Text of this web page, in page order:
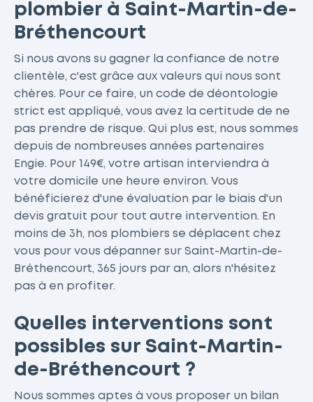
plombier à Saint-Martin-de-
Bréthencourt
Si nous avons su gagner la confiance de notre
clientèle, c'est grâce aux valeurs qui nous sont
chères. Pour ce faire, un code de déontologie
strict est appliqué, vous avez la certitude de ne
pas prendre de risque. Qui plus est, nous sommes
depuis de nombreuses années partenaires
Engie. Pour 149€, votre artisan interviendra à
votre domicile une heure environ. Vous
bénéficierez d'une évaluation par le biais d'un
devis gratuit pour tout autre intervention. En
moins de 3h, nos plombiers se déplacent chez
vous pour vous dépanner sur Saint-Martin-de-
Bréthencourt, 365 jours par an, alors n'hésitez
pas à en profiter.
Quelles interventions sont
possibles sur Saint-Martin-
de-Bréthencourt ?
Nous sommes aptes à vous proposer un bilan